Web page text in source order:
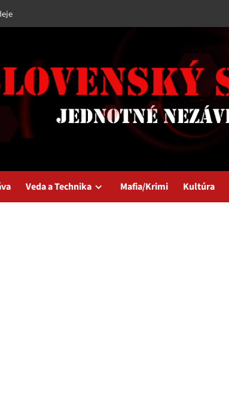
Veda a Technika Mafia/Krimi Kultúra